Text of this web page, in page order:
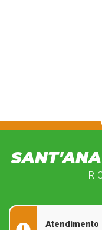
Atendimento